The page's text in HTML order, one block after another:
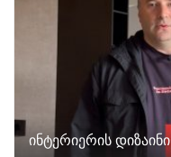
ინტერიერის დიზაინი